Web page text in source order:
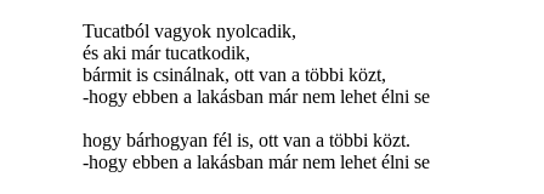
Tucatból vagyok nyolcadik,
és aki már tucatkodik,
bármit is csinálnak, ott van a többi közt,
-hogy ebben a lakásban már nem lehet élni se
hogy bárhogyan fél is, ott van a többi közt.
-hogy ebben a lakásban már nem lehet élni se